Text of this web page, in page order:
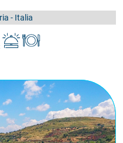
- Italia